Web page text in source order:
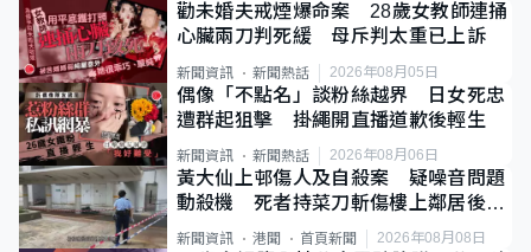
勸未婚夫戒煙爆命案 28歲女教師連捅
心臟兩刀判死緩 母斥判太重已上訴
新聞資訊 新聞熱話 2026年08月05日
偶像「不點名」談粉絲越界 日女死忠
遭群起狙擊 掛繩開直播道歉後輕生
新聞資訊 新聞熱話 2026年08月06日
黃大仙上邨傷人及自殺案 疑噪音問題
動殺機 死者持菜刀斬傷樓上鄰居後墮
斃
新聞資訊 港聞 首頁新聞 2026年08月08日